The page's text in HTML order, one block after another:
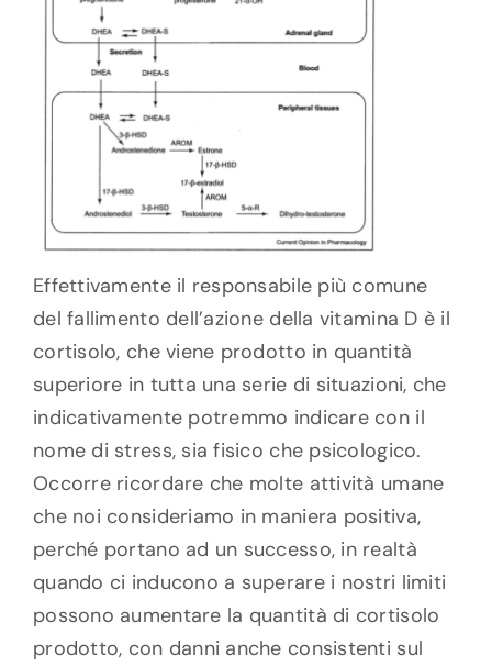
Effettivamente il responsabile più comune
del fallimento dell’azione della vitamina D è il
cortisolo, che viene prodotto in quantità
superiore in tutta una serie di situazioni, che
indicativamente potremmo indicare con il
nome di stress, sia fisico che psicologico.
Occorre ricordare che molte attività umane
che noi consideriamo in maniera positiva,
perché portano ad un successo, in realtà
quando ci inducono a superare i nostri limiti
possono aumentare la quantità di cortisolo
prodotto, con danni anche consistenti sul